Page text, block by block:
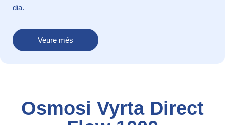
dia.
Veure més
Osmosi Vyrta Direct